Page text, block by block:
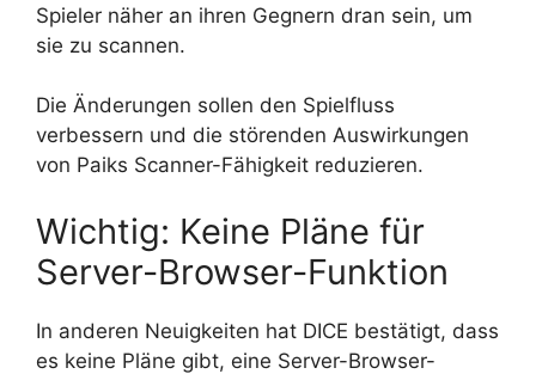
Spieler näher an ihren Gegnern dran sein, um
sie zu scannen.
Die Änderungen sollen den Spielfluss
verbessern und die störenden Auswirkungen
von Paiks Scanner-Fähigkeit reduzieren.
Wichtig: Keine Pläne für
Server-Browser-Funktion
In anderen Neuigkeiten hat DICE bestätigt, dass
es keine Pläne gibt, eine Server-Browser-